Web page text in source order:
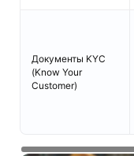
Документы KYC
(Know Your
Customer)